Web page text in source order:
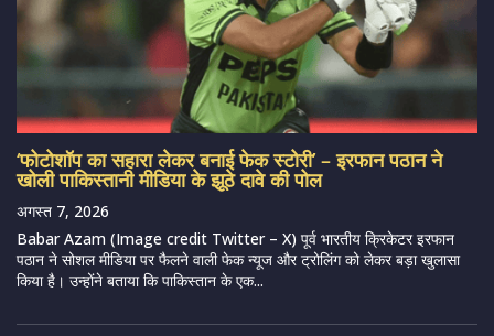
‘फोटोशॉप का सहारा लेकर बनाई फेक स्टोरी’ – इरफान पठान ने
खोली पाकिस्तानी मीडिया के झूठे दावे की पोल
अगस्त 7, 2026
Babar Azam (Image credit Twitter – X) पूर्व भारतीय क्रिकेटर इरफान
पठान ने सोशल मीडिया पर फैलने वाली फेक न्यूज और ट्रोलिंग को लेकर बड़ा खुलासा
किया है। उन्होंने बताया कि पाकिस्तान के एक...